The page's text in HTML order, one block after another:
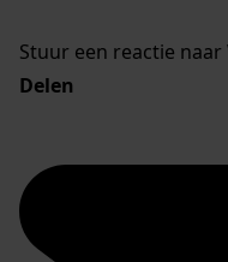
Stuur een reactie
Delen